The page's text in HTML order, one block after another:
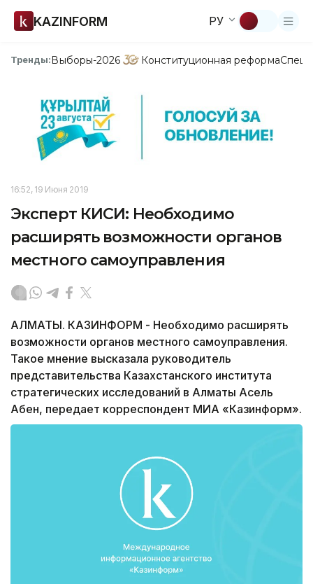
KAZINFORM РУ
Тренды:Выборы-2026 Конституционная реформа
16:52, 19 Июня 2019
Эксперт КИСИ: Необходимо
расширять возможности органов
местного самоуправления
АЛМАТЫ. КАЗИНФОРМ - Необходимо расширять
возможности органов местного самоуправления.
Такое мнение высказала руководитель
представительства Казахстанского института
стратегических исследований в Алматы Асель
Абен, передает корреспондент МИА «Казинформ».